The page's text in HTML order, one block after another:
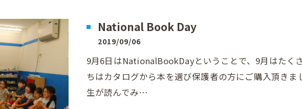
National Book Day
2019/09/06
9月6日はNationalBookDayということで、9月はたく
ちはカタログから本を選び保護者の方にご購入頂き
生が読んでみ…